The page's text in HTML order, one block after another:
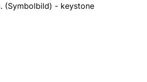
(Symbolbild) - keystone